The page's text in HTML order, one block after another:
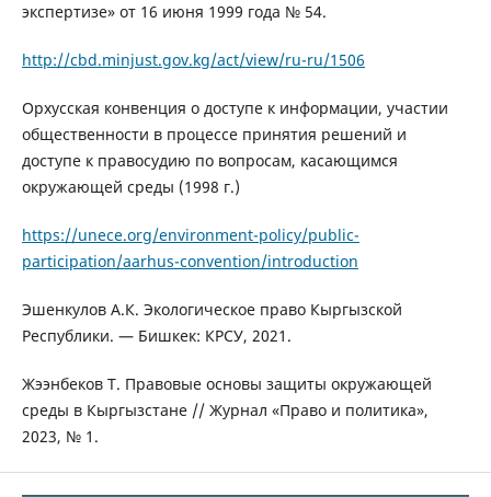
экспертизе» от 16 июня 1999 года № 54.
http://cbd.minjust.gov.kg/act/view/ru-ru/1506
Орхусская конвенция о доступе к информации, участии
общественности в процессе принятия решений и
доступе к правосудию по вопросам, касающимся
окружающей среды (1998 г.)
https://unece.org/environment-policy/public-
participation/aarhus-convention/introduction
Эшенкулов А.К. Экологическое право Кыргызской
Республики. — Бишкек: КРСУ, 2021.
Жээнбеков Т. Правовые основы защиты окружающей
среды в Кыргызстане // Журнал «Право и политика»,
2023, № 1.